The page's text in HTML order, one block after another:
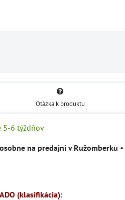
Otázka k produktu
5-6 týždňov
osobne na predajni v Ružomberku •
(klasifikácia):